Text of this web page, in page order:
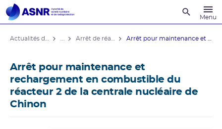
Menu
Arrêt pour maintenance et
rechargement en combustible du
réacteur 2 de la centrale nucléaire de
Chinon